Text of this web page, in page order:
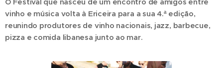
vinho e música volta à Ericeira para a sua 4.ª edição,
reunindo produtores de vinho nacionais, jazz, barbecue,
pizza e comida libanesa junto ao mar.